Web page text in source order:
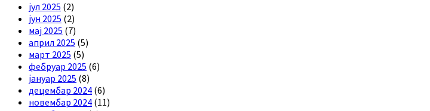
јул 2025 (2)
јун 2025 (2)
мај 2025 (7)
април 2025 (5)
март 2025 (5)
фебруар 2025 (6)
јануар 2025 (8)
децембар 2024 (6)
новембар 2024 (11)